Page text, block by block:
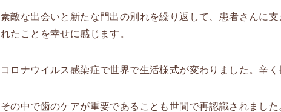
素敵な出会いと新たな門出の別れを繰り返して、患者さんに
れたことを幸せに感じます。
コロナウイルス感染症で世界で生活様式が変わりました。辛
その中で歯のケアが重要であることも世間で再認識されました